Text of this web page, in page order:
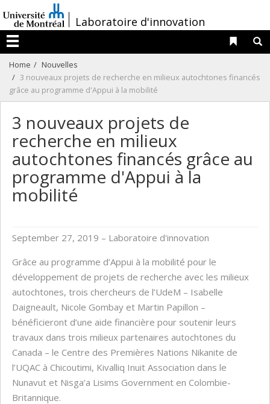
au
contenu
/Laboratoire d'innovation
Menu
Liens
Home
Nouvelles
3 nouveaux projets de recherche en milieux autochtones financés
grâce au programme d'Appui à la mobilité
3 nouveaux projets de
recherche en milieux
autochtones financés grâce au
programme d'Appui à la
mobilité
September 27, 2019 – Laboratoire d'innovation
Grâce au programme d’Appui à la mobilité pour le
développement de projets de recherche avec les milieux
autochtones, trois chercheurs de l’UdeM – Isabelle
Daigneault, Nicole Gombay et Martin Papillon –
bénéficieront d’une aide financière pour soutenir leurs
travaux dans trois milieux partenaires autochtones du
Canada – le Centre des Premières Nations Nikanite de
l’UQAC à Chicoutimi, Kivalliq Inuit Association dans le
Nunavut et Nisga’a Lisims Government en Colombie-
Britannique.